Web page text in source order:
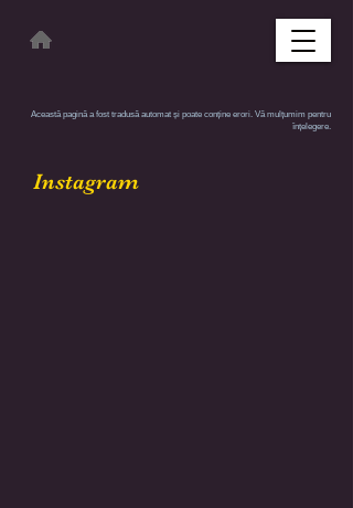
Această pagină a fost tradusă automat și poate conține erori. Vă mulțumim pentru
înțelegere.
Instagram